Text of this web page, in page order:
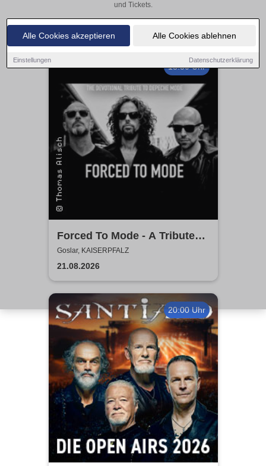
Alle Cookies akzeptieren Alle Cookies ablehnen
Einstellungen Datenschutzerklärung
und Tickets.
18:30 Uhr
Forced To Mode - A Tribute
To Depeche Mode
Goslar, KAISERPFALZ
21.08.2026
20:00 Uhr